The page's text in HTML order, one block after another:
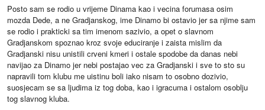
Posto sam se rodio u vrijeme Dinama kao i vecina forumasa osim
mozda Dede, a ne Gradjanskog, ime Dinamo bi ostavio jer sa njime sam
se rodio i prakticki sa tim imenom sazivio, a opet o slavnom
Gradjanskom spoznao kroz svoje educiranje i zaista mislim da
Gradjanski nisu unistili crveni kmeri i ostale spodobe da danas nebi
navijao za Dinamo jer nebi postajao vec za Gradjanski i sve to sto su
napravili tom klubu me uistinu boli iako nisam to osobno dozivio,
suosjecam se sa ljudima iz tog doba, kao i igracuma i ostalom osoblju
tog slavnog kluba.